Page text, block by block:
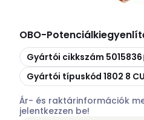
OBO-
Másolás
Gyártói cikkszám 5015836
Másolás
Gyártói típuskód 1802 8 CU
Ár- és raktárinformációk
jelentkezzen be!